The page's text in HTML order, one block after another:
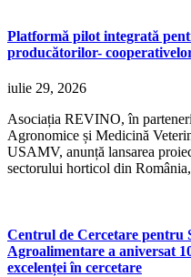
Platformă pilot integrată
producătorilor-
iulie 29, 2026
Asociația REVINO, în
Agronomice și Medicină
USAMV, anunță lansarea
sectorului horticol din
Centrul de Cercetare
Agroalimentare a aniversat
excelenței în cercetare